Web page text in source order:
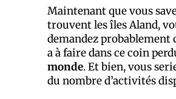
Maintenant que vous
trouvent les îles Aland,
demandez probablement
a à faire dans ce coin
monde. Et bien, vous
du nombre d’activités